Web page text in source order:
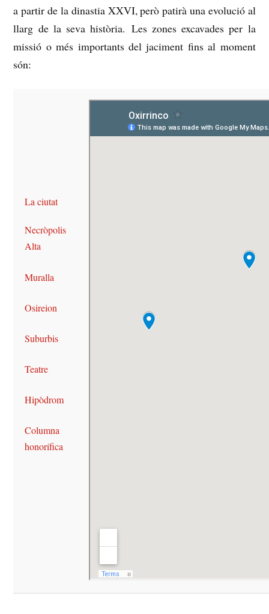
a partir de la dinastia XXVI, però patirà una evolució al
llarg de la seva història. Les zones excavades per la
missió o més importants del jaciment fins al moment
són:
La ciutat
Necròpolis
Alta
Muralla
Osireion
Suburbis
Teatre
Hipòdrom
Columna
honorífica